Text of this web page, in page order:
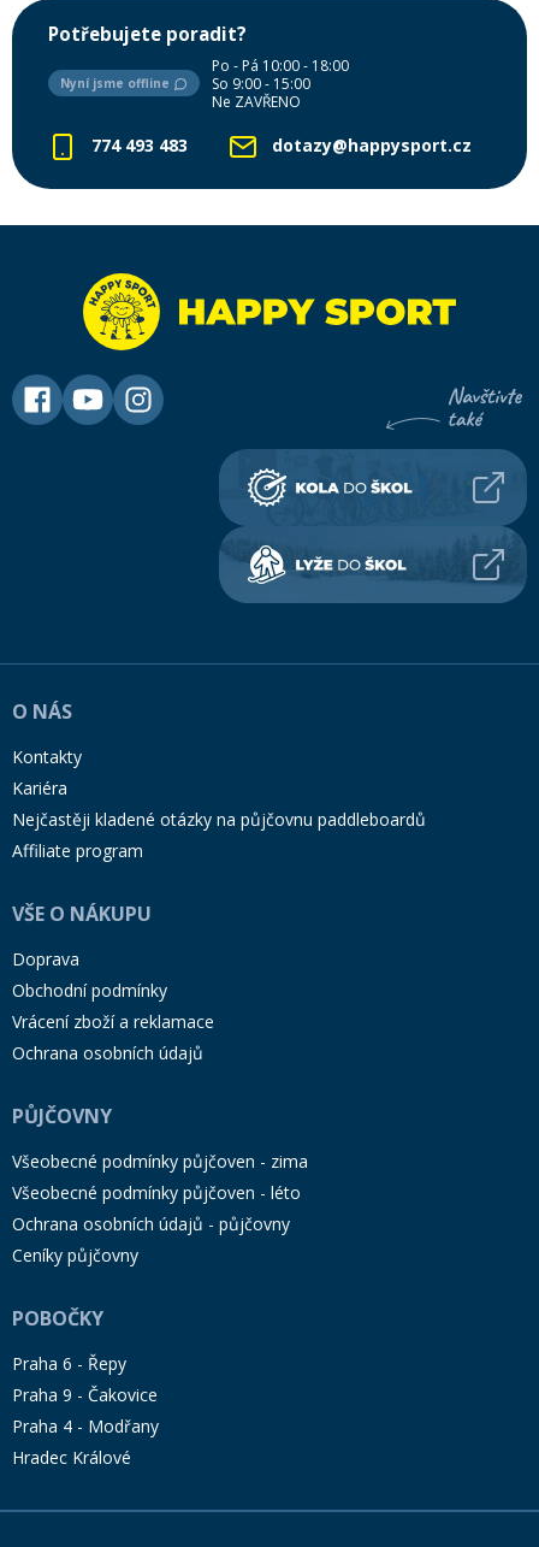
Potřebujete poradit?
Nyní jsme offline
Po - Pá 10:00 - 18:00
So 9:00 - 15:00
Ne ZAVŘENO
774 493 483 dotazy@happysport.cz
O NÁS
Kontakty
Kariéra
Nejčastěji kladené otázky na půjčovnu paddleboardů
Affiliate program
VŠE O NÁKUPU
Doprava
Obchodní podmínky
Vrácení zboží a reklamace
Ochrana osobních údajů
PŮJČOVNY
Všeobecné podmínky půjčoven - zima
Všeobecné podmínky půjčoven - léto
Ochrana osobních údajů - půjčovny
Ceníky půjčovny
POBOČKY
Praha 6 - Řepy
Praha 9 - Čakovice
Praha 4 - Modřany
Hradec Králové